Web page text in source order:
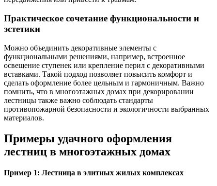
Практическое сочетание функциональности и
эстетики
Можно объединить декоративные элементы с
функциональными решениями, например, встроенное
освещение ступенек или крепление перил с декоративными
вставками. Такой подход позволяет повысить комфорт и
сделать оформление более цельным и гармоничным. Важно
помнить, что в многоэтажных домах при декорировании
лестницы также важно соблюдать стандарты
противопожарной безопасности и экологичности выбранных
материалов.
Примеры удачного оформления
лестниц в многоэтажных домах
Пример 1: Лестница в элитных жилых комплексах